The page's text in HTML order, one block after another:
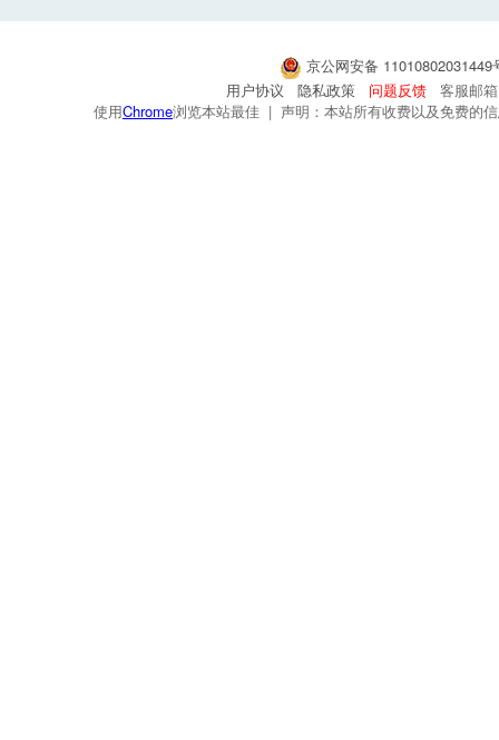
京公网安备
用户协议
隐私政策 问题反馈
客服邮
使用Chrome浏览本站最佳 | 声明：本站所有收费以及免费的